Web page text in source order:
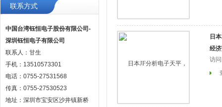
联系方式
中国台湾钰恒电子股份有限公司-
深圳钰恒电子有限公司
联系人：甘生
手机：13510573301
电话：0755-27531568
传真：0755-27530523
地址：深圳市宝安区沙井镇新桥
日
经
访